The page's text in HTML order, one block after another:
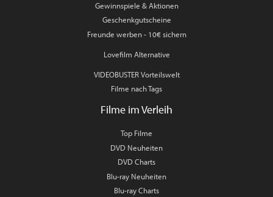
Gewinnspiele & Aktionen
Geschenkgutscheine
Freunde werben - 10€ sichern
Lovefilm Alternative
VIDEOBUSTER Vorteilswelt
Filme nach Tags
Filme im Verleih
Top Filme
DVD Neuheiten
DVD Charts
Blu-ray Neuheiten
Blu-ray Charts